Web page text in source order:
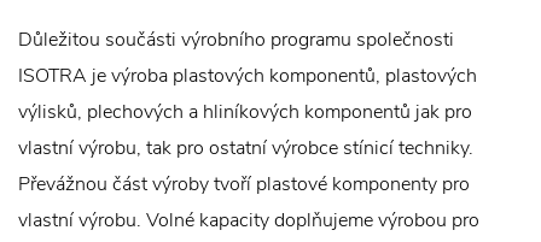
Důležitou součásti výrobního programu společnosti
ISOTRA je výroba plastových komponentů, plastových
výlisků, plechových a hliníkových komponentů jak pro
vlastní výrobu, tak pro ostatní výrobce stínicí techniky.
Převážnou část výroby tvoří plastové komponenty pro
vlastní výrobu. Volné kapacity doplňujeme výrobou pro